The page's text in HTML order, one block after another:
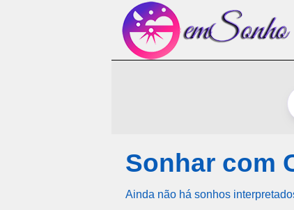
Sonhar com
Ainda não há sonhos